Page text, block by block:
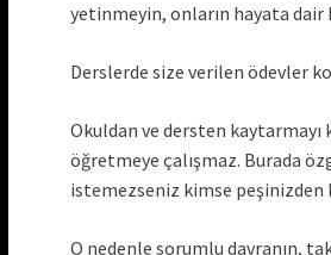
yetinmeyin, onların hayata dair
Derslerde size verilen ödevler
Okuldan ve dersten kaytarmayı
öğretmeye çalışmaz. Burada
istemezseniz kimse peşinizden
O nedenle sorumlu davranın,